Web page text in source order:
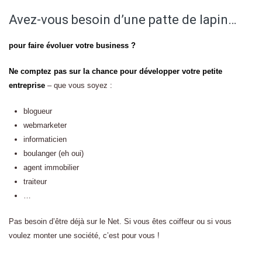
Avez-vous besoin d’une patte de lapin…
pour faire évoluer votre business ?
Ne comptez pas sur la chance pour développer votre petite
entreprise – que vous soyez :
blogueur
webmarketer
informaticien
boulanger (eh oui)
agent immobilier
traiteur
…
Pas besoin d’être déjà sur le Net. Si vous êtes coiffeur ou si vous
voulez monter une société, c’est pour vous !